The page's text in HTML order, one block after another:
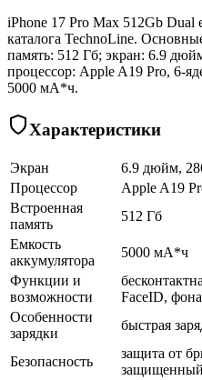
iPhone 17 Pro Max 512Gb
каталога TechnoLine.
память: 512 Гб; экран: 6.9
процессор: Apple A19 Pro, 6-
5000 мА*ч.
Характеристики
Экран
6.9 дюйм,
Процессор
Apple A19
Встроенная
память
512 Гб
Емкость
аккумулятора
5000 мА*ч
Функции и
возможности
FaceID,
Особенности
зарядки
быстрая
Безопасность
защита от